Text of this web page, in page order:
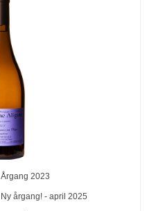
Årgang 2023
Ny årgang! - april 2025